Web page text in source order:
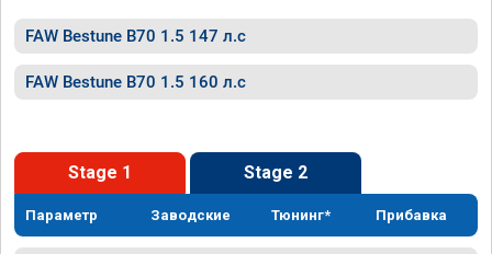
FAW Bestune B70 1.5 147 л.с
FAW Bestune B70 1.5 160 л.с
Stage 1 Stage 2
Параметр Заводские Тюнинг* Прибавка